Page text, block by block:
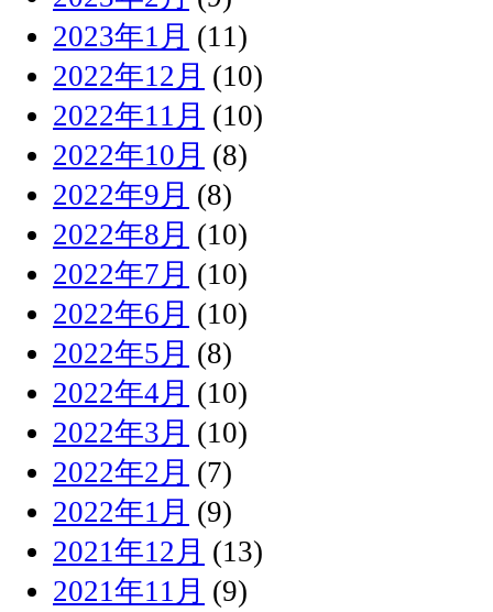
2023年1月 (11)
2022年12月 (10)
2022年11月 (10)
2022年10月 (8)
2022年9月 (8)
2022年8月 (10)
2022年7月 (10)
2022年6月 (10)
2022年5月 (8)
2022年4月 (10)
2022年3月 (10)
2022年2月 (7)
2022年1月 (9)
2021年12月 (13)
2021年11月 (9)